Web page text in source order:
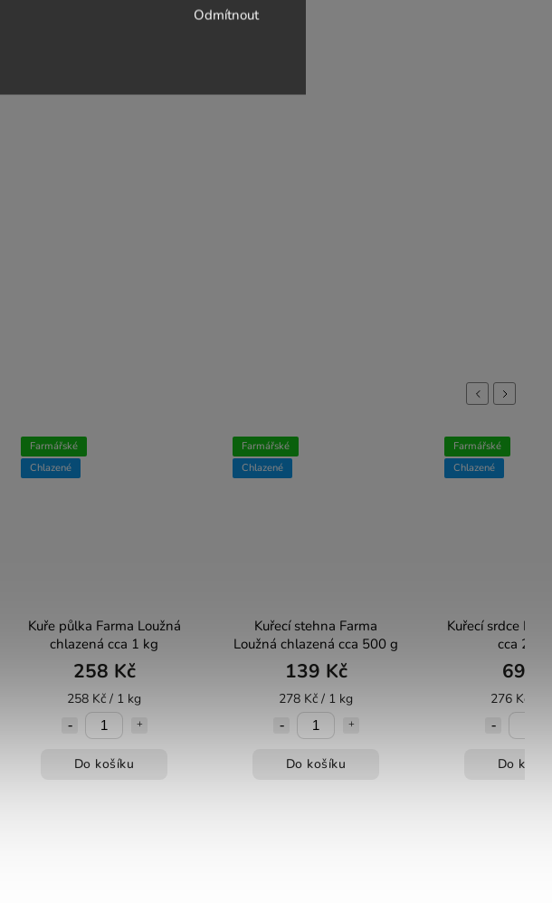
Odmítnout
Previous
Farmářské
Chlazené
Kuře půlka Farma Loužná
chlazená cca 1 kg
258 Kč
258 Kč / 1 kg
Do košíku
Farmářské
Chlazené
Kuřecí stehna Farma
Loužná chlazená cca 500 g
139 Kč
278 Kč / 1 kg
Do košíku
Farmářské
Chlazené
Kuřecí srdce
cca 250
69 Kč
276 Kč / 1
Do
Next